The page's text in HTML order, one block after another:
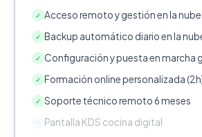
✓ Acceso remoto y gestión en la nube
✓ Backup automático diario en la
✓ Configuración y puesta en marcha
✓ Formación online personalizada
✓ Soporte técnico remoto 6 meses
Pantalla KDS cocina digital